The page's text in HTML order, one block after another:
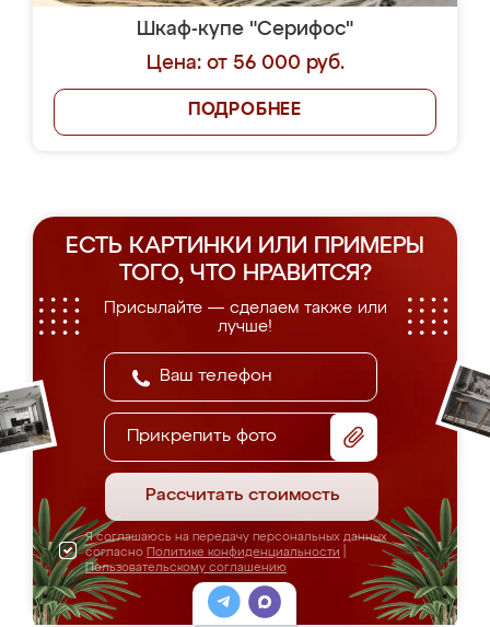
Шкаф-купе "Серифос"
Цена: от 56 000 руб.
ПОДРОБНЕЕ
ЕСТЬ КАРТИНКИ ИЛИ ПРИМЕРЫ
ТОГО, ЧТО НРАВИТСЯ?
Присылайте — сделаем также или
лучше!
Прикрепить фото
Рассчитать стоимость
Я соглашаюсь на передачу персональных данных
согласно Политике конфиденциальности
Пользовательскому соглашению